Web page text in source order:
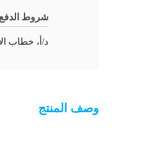
شروط الدفع
د/أ، خطاب
وصف المنتج